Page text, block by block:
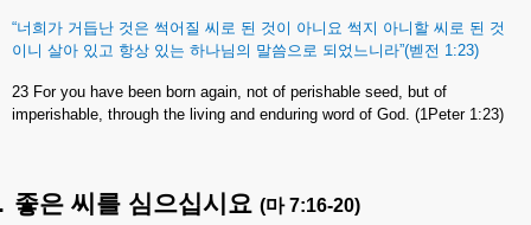
“너희가 거듭난 것은 썩어질 씨로 된 것이 아니요 썩지 아니할 씨로 된 것
이니 살아 있고 항상 있는 하나님의 말씀으로 되었느니라”(벧전 1:23)
23 For you have been born again, not of perishable seed, but of
imperishable, through the living and enduring word of God. (1Peter 1:23)
좋은 씨를 심으십시요 (마7:16-20)